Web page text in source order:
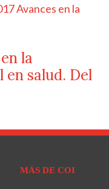
la
salud. Del
MÁS DE COI